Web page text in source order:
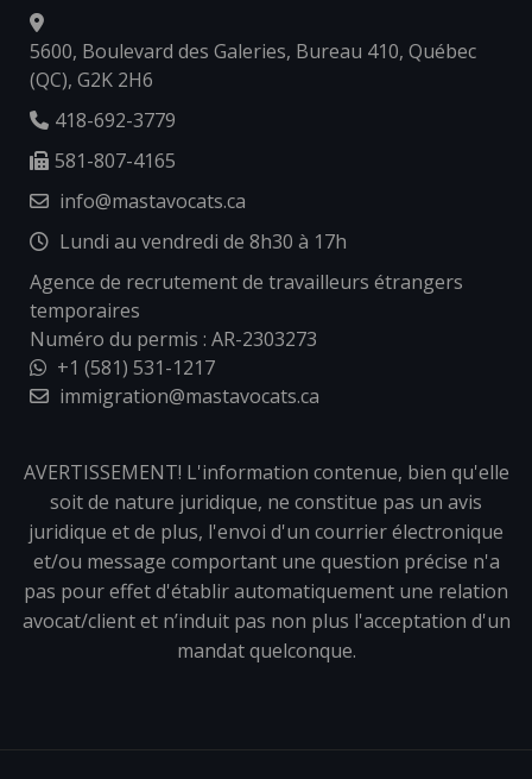
5600, Boulevard des Galeries, Bureau 410, Québec
(QC), G2K 2H6
418-692-3779
581-807-4165
info@mastavocats.ca
Lundi au vendredi de 8h30 à 17h
Agence de recrutement de travailleurs étrangers
temporaires
Numéro du permis : AR-2303273
+1 (581) 531-1217
immigration@mastavocats.ca
AVERTISSEMENT! L'information contenue, bien qu'elle
soit de nature juridique, ne constitue pas un avis
juridique et de plus, l'envoi d'un courrier électronique
et/ou message comportant une question précise n'a
pas pour effet d'établir automatiquement une relation
avocat/client et n’induit pas non plus l'acceptation d'un
mandat quelconque.